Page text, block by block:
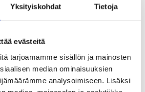
Yksityiskohdat Tietoja
evästeitä
tarjoamamme sisällön ja mainosten
median ominaisuuksien
analysoimiseen. Lisäksi
Tuusulanjärvellä!
talvi